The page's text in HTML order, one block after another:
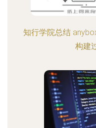
知行学院总结
构建